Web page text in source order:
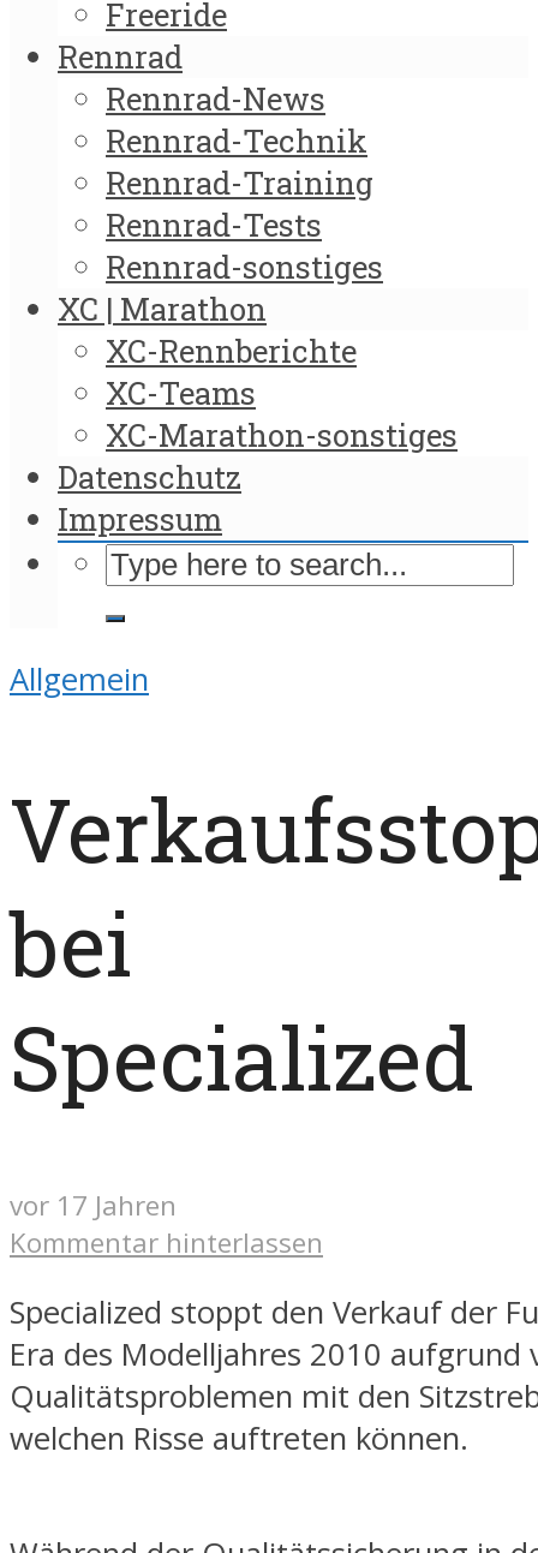
Freeride
Rennrad
Rennrad-News
Rennrad-Technik
Rennrad-Training
Rennrad-Tests
Rennrad-sonstiges
XC | Marathon
XC-Rennberichte
XC-Teams
XC-Marathon-sonstiges
Datenschutz
Impressum
Allgemein
bei
Specialized
vor 17 Jahren
Kommentar hinterlassen
Specialized stoppt den Verkauf der
Era des Modelljahres 2010 aufgrund
Qualitätsproblemen mit den
welchen Risse auftreten können.